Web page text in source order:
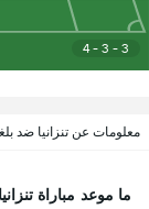
4 - 3 - 3
معلومات عن تنزانيا ضد
ما موعد مباراة